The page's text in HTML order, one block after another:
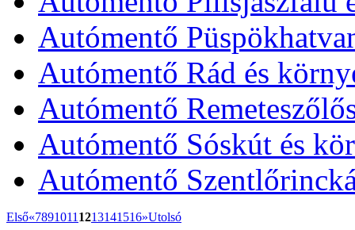
Autómentő
Autómentő Rád és
Autómentő
Autómentő Sóskút és
Autómentő
Első«78910111213141516»Utolsó